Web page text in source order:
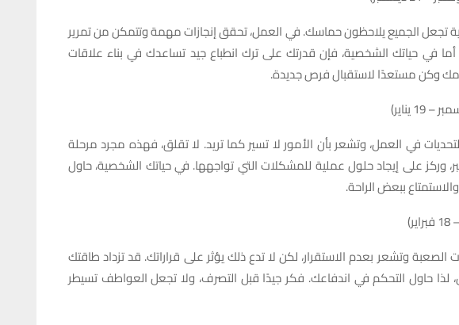
تجعل الجميع يلاحظون حماسك. في العمل، تحقق إنجازات مهمة وتتمكن من تمرير
في حياتك الشخصية، فإن قدرتك على ترك انطباع جيد تساعدك في بناء علاقات
وكن مستعدًا لاستقبال فرص جديدة.
في العمل، وتشعر بأن الأمور لا تسير كما تريد. لا تقلق، فهذه مجرد مرحلة
وركز على إيجاد حلول عملية للمشكلات التي تواجهها. في حياتك الشخصية، حاول
والاستمتاع ببعض الراحة.
الصعبة وتشعر بعدم الاستقرار، لكن لا تدع ذلك يؤثر على قراراتك. قد تزداد طاقتك
لذا حاول التحكم في اندفاعك. فكر جيدًا قبل التصرف، ولا تجعل العواطف تسيطر